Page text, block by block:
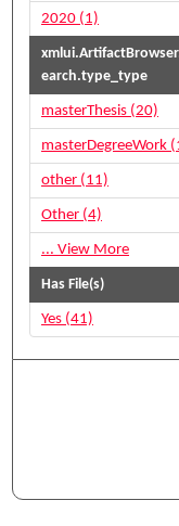
2020 (1)
earch.type_type
masterThesis (20)
masterDegreeWork
other (11)
Other (4)
... View More
Has File(s)
Yes (41)